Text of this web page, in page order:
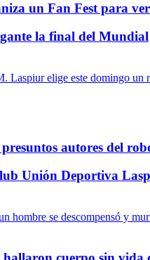
un Fan Fest para
la final del Mundial
autores del
Unión Deportiva